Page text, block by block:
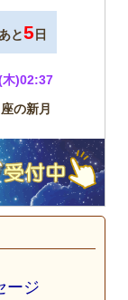
と5 日
木)02:37
の新月
ージ